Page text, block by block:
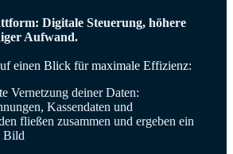
Digitale Steuerung, höhere
Aufwand.
einen Blick für maximale Effizienz:
Vernetzung deiner Daten:
Kassendaten und
fließen zusammen und ergeben ein
Bild